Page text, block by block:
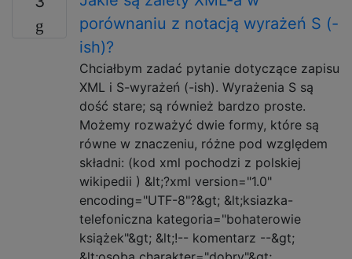
porównaniu z notacją wyrażeń S (-
ish)?
Chciałbym zadać pytanie dotyczące zapisu
XML i S-wyrażeń (-ish). Wyrażenia S są
dość stare; są również bardzo proste.
Możemy rozważyć dwie formy, które są
równe w znaczeniu, różne pod względem
składni: (kod xml pochodzi z polskiej
wikipedii ) &lt;?xml version="1.0"
encoding="UTF-8"?&gt; &lt;ksiazka-
telefoniczna kategoria="bohaterowie
książek"&gt; &lt;!-- komentarz --&gt;